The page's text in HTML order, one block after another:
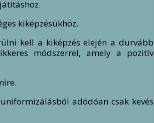
kiképzésükhöz.
kell a kiképzés elején a durvább
módszerrel, amely a pozitív
adódóan csak kevés